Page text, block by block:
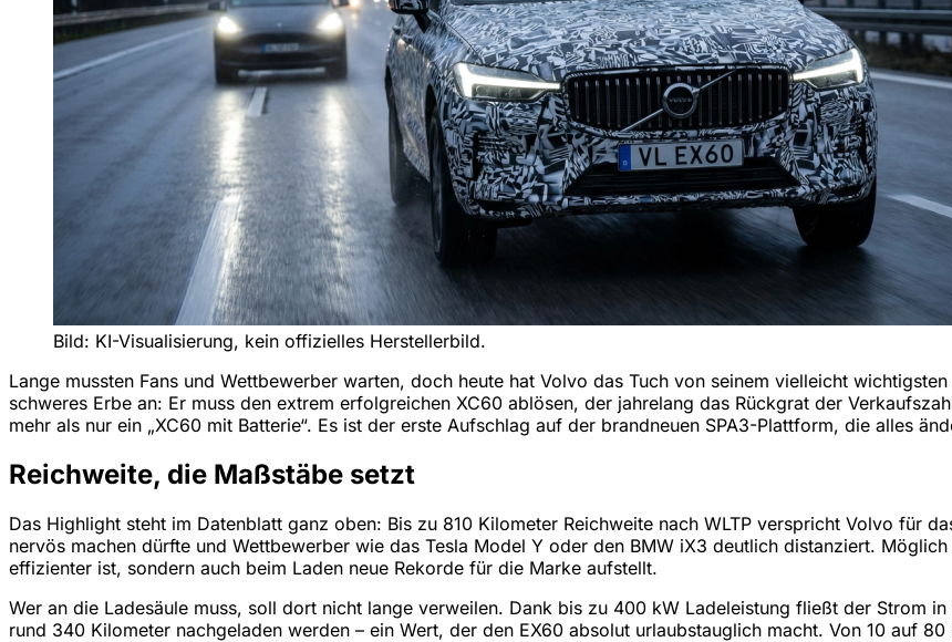
Bild: KI-Visualisierung, kein offizielles Herstellerbild.
Lange mussten Fans und Wettbewerber warten, doch heute hat Volvo das Tuch von seinem vielleicht
schweres Erbe an: Er muss den extrem erfolgreichen XC60 ablösen, der jahrelang das Rückgrat der
mehr als nur ein „XC60 mit Batterie“. Es ist der erste Aufschlag auf der brandneuen SPA3-Plattform, die alles
Reichweite, die Maßstäbe setzt
Das Highlight steht im Datenblatt ganz oben: Bis zu 810 Kilometer Reichweite nach WLTP verspricht Volvo für
nervös machen dürfte und Wettbewerber wie das Tesla Model Y oder den BMW iX3 deutlich distanziert.
effizienter ist, sondern auch beim Laden neue Rekorde für die Marke aufstellt.
Wer an die Ladesäule muss, soll dort nicht lange verweilen. Dank bis zu 400 kW Ladeleistung fließt der Strom
rund 340 Kilometer nachgeladen werden – ein Wert, der den EX60 absolut urlaubstauglich macht. Von 10 auf